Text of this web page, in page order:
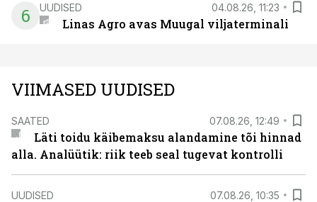
6 UUDISED 04.08.26, 11:23
Linas Agro avas Muugal viljaterminali
VIIMASED UUDISED
SAATED 07.08.26, 12:49
Läti toidu käibemaksu alandamine tõi hinnad
alla. Analüütik: riik teeb seal tugevat kontrolli
UUDISED 07.08.26, 10:35